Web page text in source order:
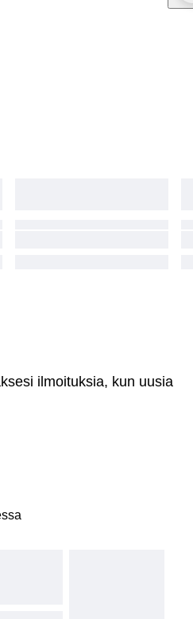
ilmoituksia, kun uusia